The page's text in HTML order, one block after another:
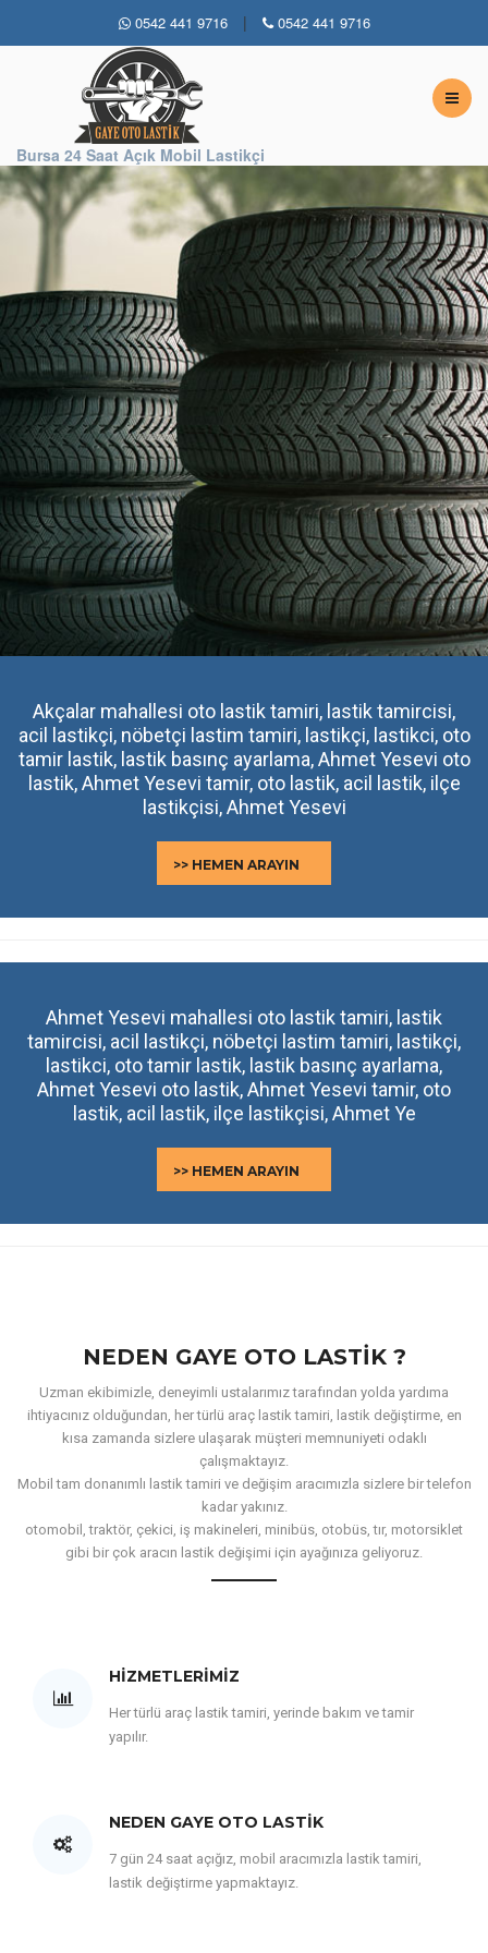
0542 441 9716 | 0542 441 9716
Bursa 24 Saat Açık Mobil Lastikçi
Akçalar mahallesi oto lastik tamiri, lastik tamircisi,
acil lastikçi, nöbetçi lastim tamiri, lastikçi, lastikci, oto
tamir lastik, lastik basınç ayarlama, Ahmet Yesevi oto
lastik, Ahmet Yesevi tamir, oto lastik, acil lastik, ilçe
lastikçisi, Ahmet Yesevi
>> HEMEN ARAYIN
Ahmet Yesevi mahallesi oto lastik tamiri, lastik
tamircisi, acil lastikçi, nöbetçi lastim tamiri, lastikçi,
lastikci, oto tamir lastik, lastik basınç ayarlama,
Ahmet Yesevi oto lastik, Ahmet Yesevi tamir, oto
lastik, acil lastik, ilçe lastikçisi, Ahmet Ye
>> HEMEN ARAYIN
NEDEN GAYE OTO LASTIK ?
Uzman ekibimizle, deneyimli ustalarımız tarafından yolda yardıma
ihtiyacınız olduğundan, her türlü araç lastik tamiri, lastik değiştirme, en
kısa zamanda sizlere ulaşarak müşteri memnuniyeti odaklı
çalışmaktayız.
Mobil tam donanımlı lastik tamiri ve değişim aracımızla sizlere bir telefon
kadar yakınız.
otomobil, traktör, çekici, iş makineleri, minibüs, otobüs, tır, motorsiklet
gibi bir çok aracın lastik değişimi için ayağınıza geliyoruz.
HIZMETLERIMIZ
Her türlü araç lastik tamiri, yerinde bakım ve tamir
yapılır.
NEDEN GAYE OTO LASTIK
7 gün 24 saat açığız, mobil aracımızla lastik tamiri,
lastik değiştirme yapmaktayız.